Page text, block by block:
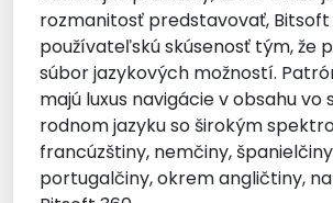
rozmanitosť predstavovať, Bitsoft
používateľskú skúsenosť tým, že
súbor jazykových možností.
majú luxus navigácie v obsahu vo
rodnom jazyku so širokým
francúzštiny, nemčiny,
portugalčiny, okrem angličtiny,